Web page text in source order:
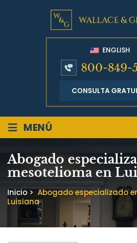
ENGLISH
800-849-
CONSULTA
≡ MENÚ
Abogado
mesotelioma en
Inicio > Abogado especializado
Luisiana